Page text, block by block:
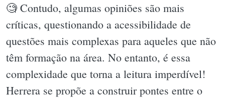
🧐 Contudo, algumas opiniões são mais
críticas, questionando a acessibilidade de
questões mais complexas para aqueles que não
têm formação na área. No entanto, é essa
complexidade que torna a leitura imperdível!
Herrera se propõe a construir pontes entre o